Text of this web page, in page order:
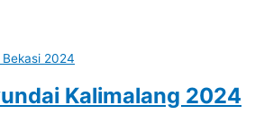
Kalimalang 2024